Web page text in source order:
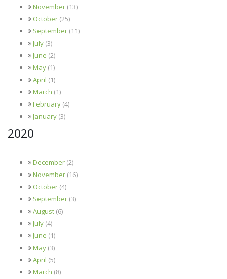
November (13)
October (25)
September (11)
July (3)
June (2)
May (1)
April (1)
March (1)
February (4)
January (3)
2020
December (2)
November (16)
October (4)
September (3)
August (6)
July (4)
June (1)
May (3)
April (5)
March (8)